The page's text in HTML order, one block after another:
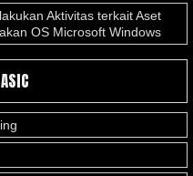
Aktivitas terkait Aset
OS Microsoft Windows